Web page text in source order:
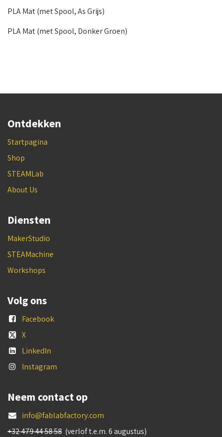
PLA Mat (met Spool, As Grijs)
PLA Mat (met Spool, Donker Groen)
Ontdekken
Startpagina
Shop
STEAMLab
About Us
Diensten
MakerStudio
STEAMachine
Workshops
Volg ons
Facebook
X
LinkedIn
Instagram
Neem contact op
info@fablabfactory.com
+32 479 44 58 58 (verlof t.e.m. 6 augustus)